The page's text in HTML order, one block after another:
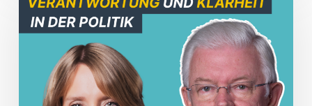
Koch,
Ministerpräsident
Wahlkreis